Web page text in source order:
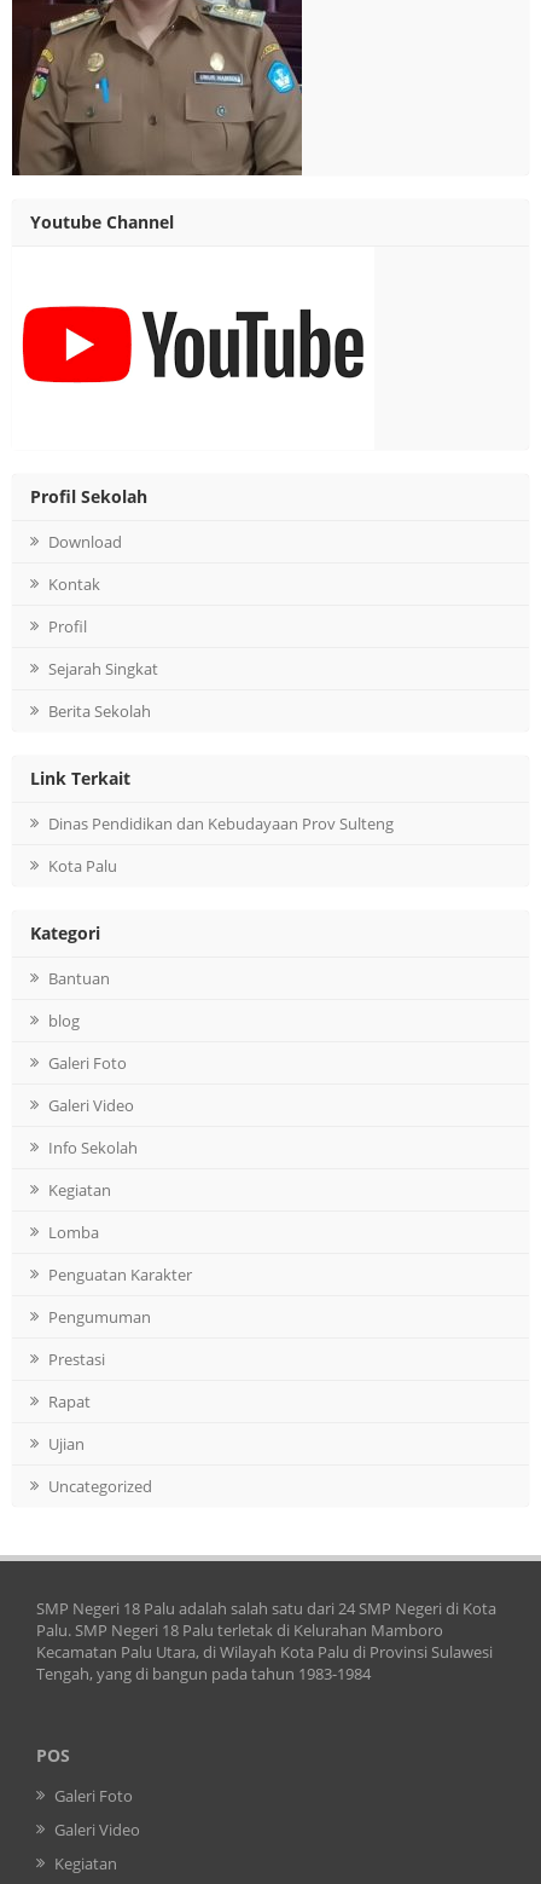
Youtube Channel
Profil Sekolah
Download
Kontak
Profil
Sejarah Singkat
Berita Sekolah
Link Terkait
Dinas Pendidikan dan Kebudayaan Prov Sulteng
Kota Palu
Kategori
Bantuan
blog
Galeri Foto
Galeri Video
Info Sekolah
Kegiatan
Lomba
Penguatan Karakter
Pengumuman
Prestasi
Rapat
Ujian
Uncategorized
SMP Negeri 18 Palu adalah salah satu dari 24 SMP Negeri di Kota
Palu. SMP Negeri 18 Palu terletak di Kelurahan Mamboro
Kecamatan Palu Utara, di Wilayah Kota Palu di Provinsi Sulawesi
Tengah, yang di bangun pada tahun 1983-1984
POS
Galeri Foto
Galeri Video
Kegiatan